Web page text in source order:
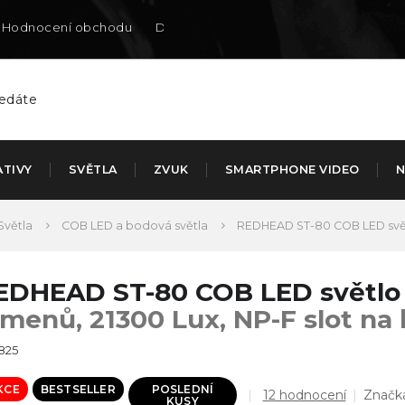
Hodnocení obchodu Doručení na SK
SVĚTLA ZVUK SMARTPHONE VIDEO
COB LED a bodová světla REDHEAD ST-80 COB LED
ST-80 COB LED
21300 Lux, NP-F slot
BESTSELLER
POSLEDNÍ
KUSY
Průměrné
12 hodnocení